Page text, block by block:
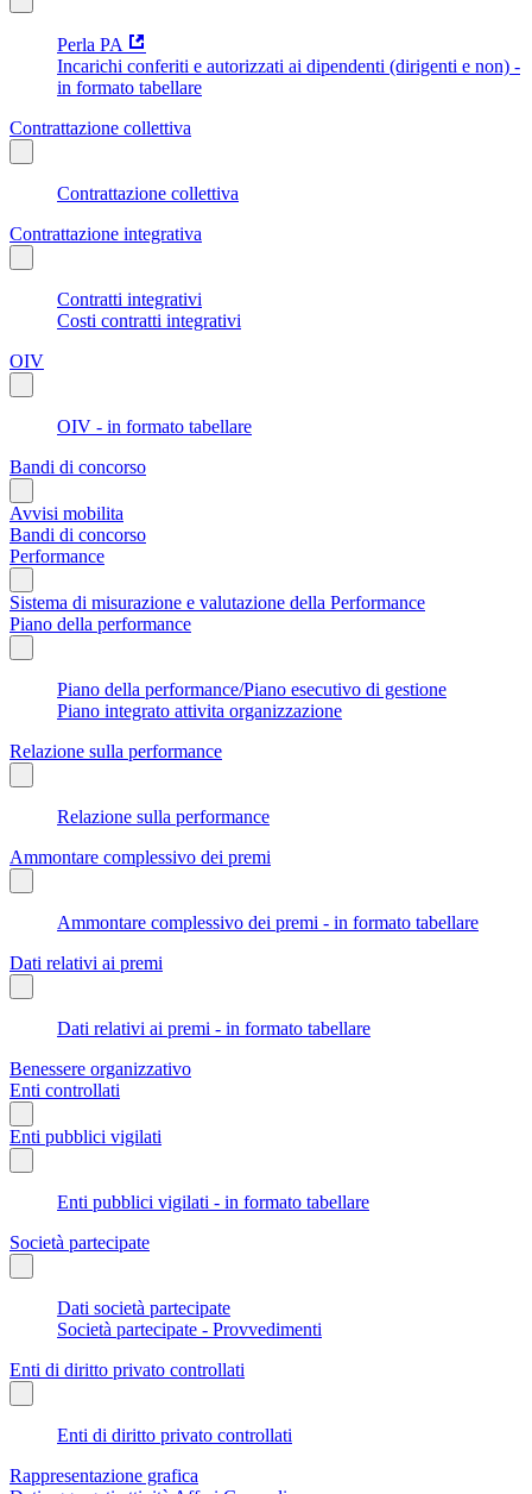
Perla PA
Incarichi conferiti e autorizzati ai dipendenti (dirigenti e non) -
in formato tabellare
Contrattazione collettiva
Contrattazione collettiva
Contrattazione integrativa
Contratti integrativi
Costi contratti integrativi
OIV
OIV - in formato tabellare
Bandi di concorso
Avvisi mobilita
Bandi di concorso
Performance
Sistema di misurazione e valutazione della Performance
Piano della performance
Piano della performance/Piano esecutivo di gestione
Piano integrato attivita organizzazione
Relazione sulla performance
Relazione sulla performance
Ammontare complessivo dei premi
Ammontare complessivo dei premi - in formato tabellare
Dati relativi ai premi
Dati relativi ai premi - in formato tabellare
Benessere organizzativo
Enti controllati
Enti pubblici vigilati
Enti pubblici vigilati - in formato tabellare
Società partecipate
Dati società partecipate
Società partecipate - Provvedimenti
Enti di diritto privato controllati
Enti di diritto privato controllati
Rappresentazione grafica